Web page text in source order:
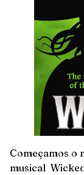
Começamos o
musical